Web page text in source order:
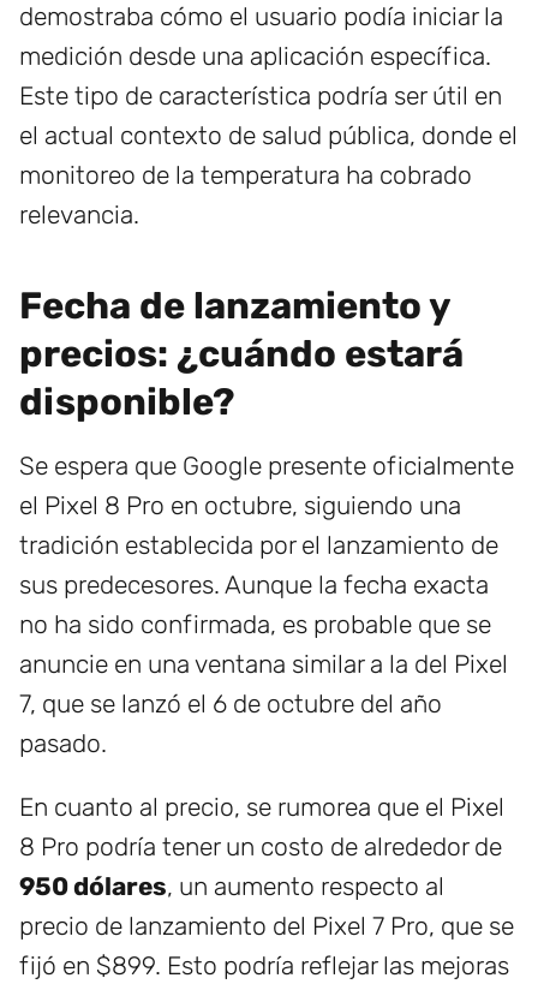
demostraba cómo el usuario podía iniciar la
medición desde una aplicación específica.
Este tipo de característica podría ser útil en
el actual contexto de salud pública, donde el
monitoreo de la temperatura ha cobrado
relevancia.
Fecha de lanzamiento y
precios: ¿cuándo estará
disponible?
Se espera que Google presente oficialmente
el Pixel 8 Pro en octubre, siguiendo una
tradición establecida por el lanzamiento de
sus predecesores. Aunque la fecha exacta
no ha sido confirmada, es probable que se
anuncie en una ventana similar a la del Pixel
7, que se lanzó el 6 de octubre del año
pasado.
En cuanto al precio, se rumorea que el Pixel
8 Pro podría tener un costo de alrededor de
950 dólares, un aumento respecto al
precio de lanzamiento del Pixel 7 Pro, que se
fijó en $899. Esto podría reflejar las mejoras